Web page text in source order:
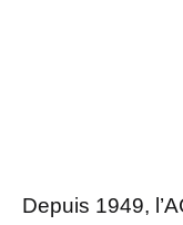
Depuis 1949,